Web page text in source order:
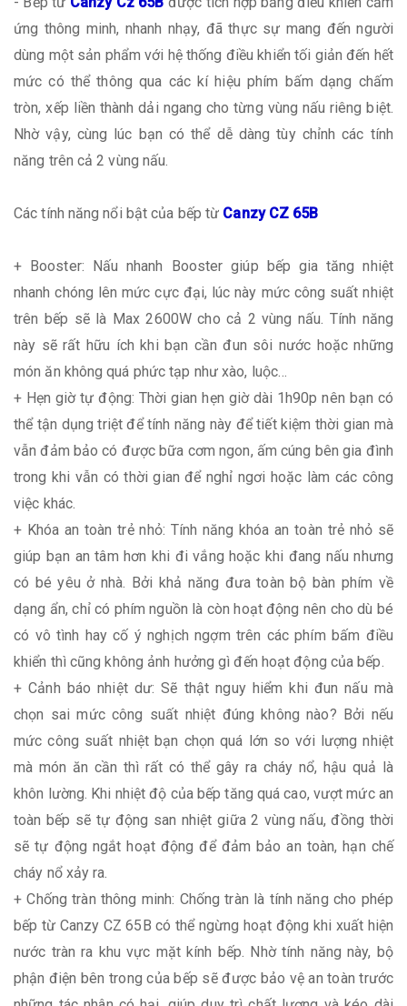
ứng thông minh, nhanh nhạy, đã thực sự mang đến người
dùng một sản phẩm với hệ thống điều khiển tối giản đến hết
mức có thể thông qua các kí hiệu phím bấm dạng chấm
tròn, xếp liền thành dải ngang cho từng vùng nấu riêng biệt.
Nhờ vậy, cùng lúc bạn có thể dễ dàng tùy chỉnh các tính
năng trên cả 2 vùng nấu.
Các tính năng nổi bật của bếp từ Canzy CZ 65B
+ Booster: Nấu nhanh Booster giúp bếp gia tăng nhiệt
nhanh chóng lên mức cực đại, lúc này mức công suất nhiệt
trên bếp sẽ là Max 2600W cho cả 2 vùng nấu. Tính năng
này sẽ rất hữu ích khi bạn cần đun sôi nước hoặc những
món ăn không quá phức tạp như xào, luộc…
+ Hẹn giờ tự động: Thời gian hẹn giờ dài 1h90p nên bạn có
thể tận dụng triệt để tính năng này để tiết kiệm thời gian mà
vẫn đảm bảo có được bữa cơm ngon, ấm cúng bên gia đình
trong khi vẫn có thời gian để nghỉ ngơi hoặc làm các công
việc khác.
+ Khóa an toàn trẻ nhỏ: Tính năng khóa an toàn trẻ nhỏ sẽ
giúp bạn an tâm hơn khi đi vắng hoặc khi đang nấu nhưng
có bé yêu ở nhà. Bởi khả năng đưa toàn bộ bàn phím về
dạng ẩn, chỉ có phím nguồn là còn hoạt động nên cho dù bé
có vô tình hay cố ý nghịch ngợm trên các phím bấm điều
khiển thì cũng không ảnh hưởng gì đến hoạt động của bếp.
+ Cảnh báo nhiệt dư: Sẽ thật nguy hiểm khi đun nấu mà
chọn sai mức công suất nhiệt đúng không nào? Bởi nếu
mức công suất nhiệt bạn chọn quá lớn so với lượng nhiệt
mà món ăn cần thì rất có thể gây ra cháy nổ, hậu quả là
khôn lường. Khi nhiệt độ của bếp tăng quá cao, vượt mức an
toàn bếp sẽ tự động san nhiệt giữa 2 vùng nấu, đồng thời
sẽ tự động ngắt hoạt động để đảm bảo an toàn, hạn chế
cháy nổ xảy ra.
+ Chống tràn thông minh: Chống tràn là tính năng cho phép
bếp từ Canzy CZ 65B có thể ngừng hoạt động khi xuất hiện
nước tràn ra khu vực mặt kính bếp. Nhờ tính năng này, bộ
phận điện bên trong của bếp sẽ được bảo vệ an toàn trước